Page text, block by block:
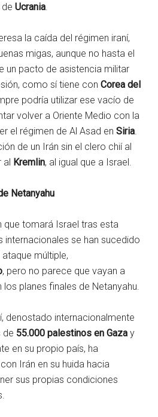
deUcrania
la caída del régimen iraní,
migas, aunque no hasta el
un pacto de asistencia militar
como sí tiene conCorea del
podría utilizar ese vacío de
volver a Oriente Medio con la
el régimen de Al Asad enSiria
de un Irán sin el clero chií al
al Kremlin, al igual que a Israel.
Netanyahu
que tomará Israel tras esta
internacionales se han sucedido
múltiple,
, pero no parece que vayan a
planes finales de Netanyahu.
denostado internacionalmente
de 55.000 palestinos en Gazay
en su propio país, ha
Irán en su huida hacia
sus propias condiciones